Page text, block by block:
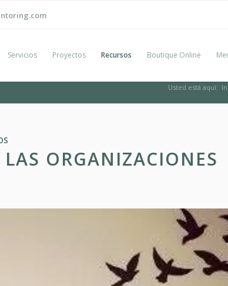
Servicios Proyectos Recursos Boutique Online
Usted está aquí:
ORGANIZACIONES